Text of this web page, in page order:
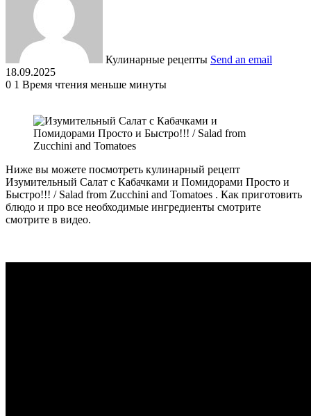
Кулинарные рецепты Send an email
18.09.2025
0 1 Время чтения меньше минуты
Ниже вы можете посмотреть кулинарный рецепт
Изумительный Салат с Кабачками и Помидорами Просто и
Быстро!!! / Salad from Zucchini and Tomatoes . Как приготовить
блюдо и про все необходимые ингредиенты смотрите
смотрите в видео.